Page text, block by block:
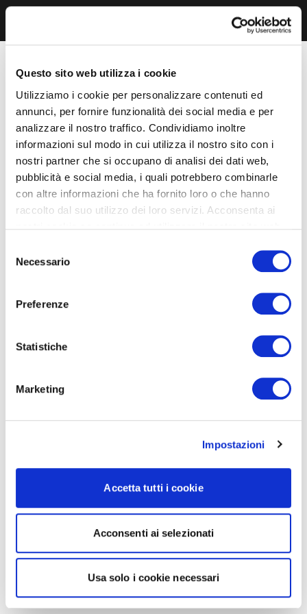
Questo sito web utilizza i cookie
Utilizziamo i cookie per personalizzare contenuti ed
annunci, per fornire funzionalità dei social media e per
analizzare il nostro traffico. Condividiamo inoltre
informazioni sul modo in cui utilizza il nostro sito con i
nostri partner che si occupano di analisi dei dati web,
pubblicità e social media, i quali potrebbero combinarle
con altre informazioni che ha fornito loro o che hanno
raccolto dal suo utilizzo dei loro servizi. Acconsenta ai
delNecessario
Preferenze
Statistiche
Marketing
Impostazioni
Accetta tutti i cookie
Acconsenti ai selezionati
Usa solo i cookie necessari